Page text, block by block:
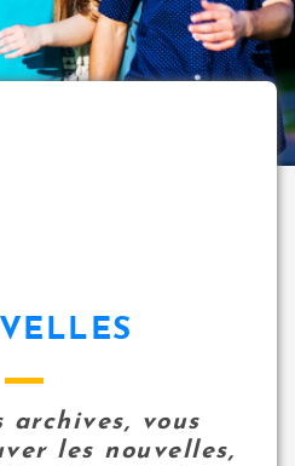
archives, vous
les nouvelles,